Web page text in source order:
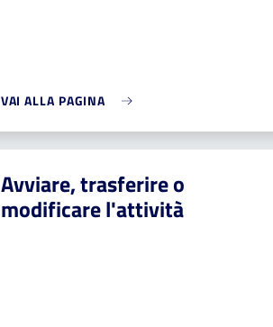
VAI ALLA PAGINA
Avviare, trasferire o
modificare l'attività